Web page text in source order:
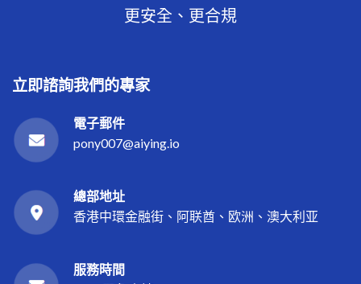
更安全、更合規
立即諮詢我們的專家
電子郵件
pony007@aiying.io
總部地址
香港中環金融街、阿联酋、欧洲、澳大利亚
服務時間